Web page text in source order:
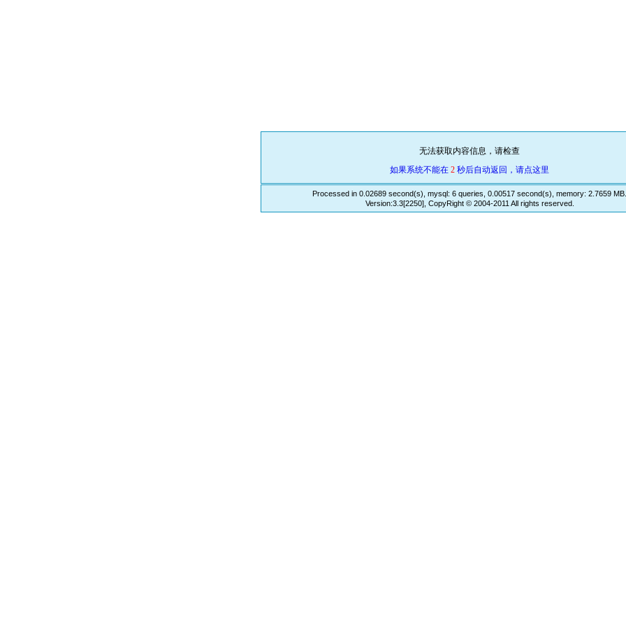
无法获取内容信息，请检查
如果系统不能在 2 秒后自动返回，请点这里
Processed in 0.02689 second(s), mysql: 6 queries, 0.00517 second(s), memory: 2.7659 MB.
Version:3.3[2250], CopyRight © 2004-2011 All rights reserved.